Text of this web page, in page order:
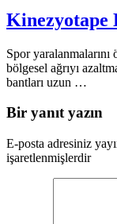
Kinezyotape
Spor yaralanmalarını
bölgesel ağrıyı
bantları uzun …
Bir yanıt yazın
E-posta adresiniz
işaretlenmişlerdir